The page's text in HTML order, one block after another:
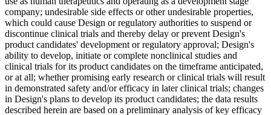
company; undesirable side effects or other undesirable properties,
which could cause Design or regulatory authorities to suspend or
discontinue clinical trials and thereby delay or prevent Design's
product candidates' development or regulatory approval; Design's
ability to develop, initiate or complete nonclinical studies and
clinical trials for its product candidates on the timeframe anticipated,
or at all; whether promising early research or clinical trials will result
in demonstrated safety and/or efficacy in later clinical trials; changes
in Design's plans to develop its product candidates; the data results
described herein are based on a preliminary analysis of key efficacy